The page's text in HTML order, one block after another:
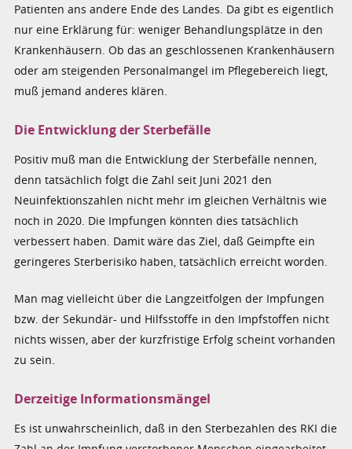
Patienten ans andere Ende des Landes. Da gibt es eigentlich
nur eine Erklärung für: weniger Behandlungsplätze in den
Krankenhäusern. Ob das an geschlossenen Krankenhäusern
oder am steigenden Personalmangel im Pflegebereich liegt,
muß jemand anderes klären.
Die Entwicklung der Sterbefälle
Positiv muß man die Entwicklung der Sterbefälle nennen,
denn tatsächlich folgt die Zahl seit Juni 2021 den
Neuinfektionszahlen nicht mehr im gleichen Verhältnis wie
noch in 2020. Die Impfungen könnten dies tatsächlich
verbessert haben. Damit wäre das Ziel, daß Geimpfte ein
geringeres Sterberisiko haben, tatsächlich erreicht worden.
Man mag vielleicht über die Langzeitfolgen der Impfungen
bzw. der Sekundär- und Hilfsstoffe in den Impfstoffen nicht
nichts wissen, aber der kurzfristige Erfolg scheint vorhanden
zu sein.
Derzeitige Informationsmängel
Es ist unwahrscheinlich, daß in den Sterbezahlen des RKI die